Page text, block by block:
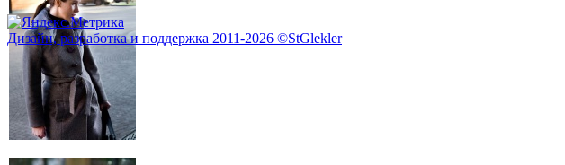
Дизайн, разработка и поддержка 2011-2026 ©StGlekler